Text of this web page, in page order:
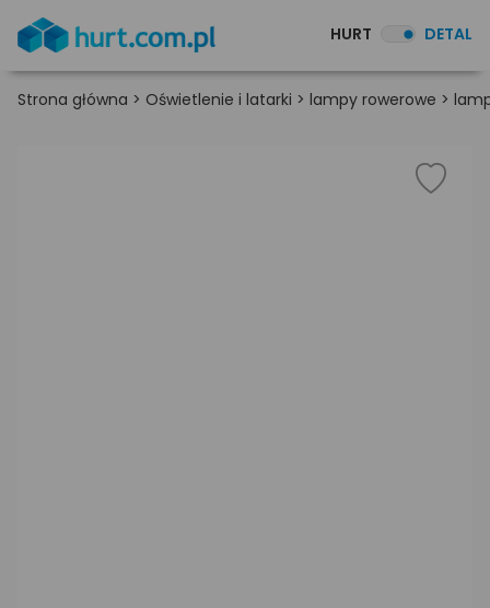
HURT DETAL
Strona główna > Oświetlenie i latarki > lampy rowerowe >